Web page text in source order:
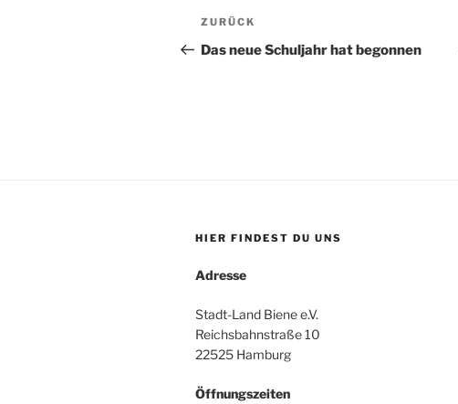
Beitragsnavigation
Vorheriger
Beitrag
ZURÜCK
Das neue Schuljahr hat begonnen
HIER FINDEST DU UNS
Adresse
Stadt-Land Biene e.V.
Reichsbahnstraße 10
22525 Hamburg
Öffnungszeiten